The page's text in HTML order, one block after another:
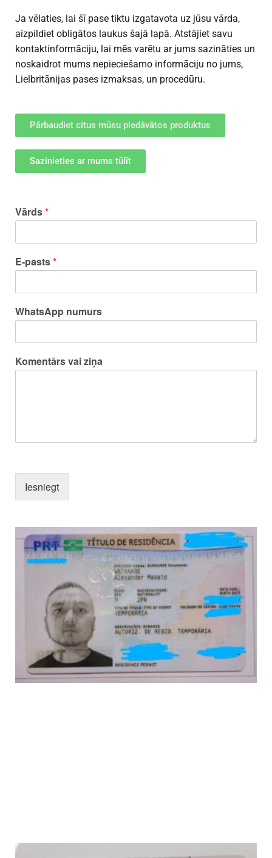
Ja vēlaties, lai šī pase tiktu izgatavota uz jūsu vārda,
aizpildiet obligātos laukus šajā lapā. Atstājiet savu
kontaktinformāciju, lai mēs varētu ar jums sazināties un
noskaidrot mums nepieciešamo informāciju no jums,
Lielbritānijas pases izmaksas, un procedūru.
Pārbaudiet citus mūsu piedāvātos produktus
Sazinieties ar mums tūlīt
Vārds*
E-pasts*
WhatsApp numurs
Komentārs vai ziņa
Iesniegt